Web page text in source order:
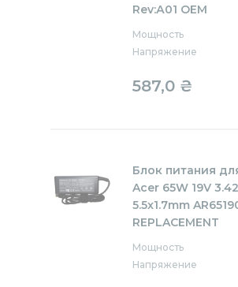
Rev:А01 OEM
Мощность
Напряжение
587,0 ₴
Блок питания
Acer 65W 19V
5.5x1.7mm
REPLACEMENT
Мощность
Напряжение